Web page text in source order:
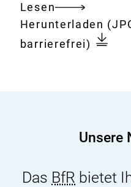
Lesen
Gesamtes
Dokument
Download:
Herunterladen
zum
barrierefrei)
Unsere
Das BfR bietet